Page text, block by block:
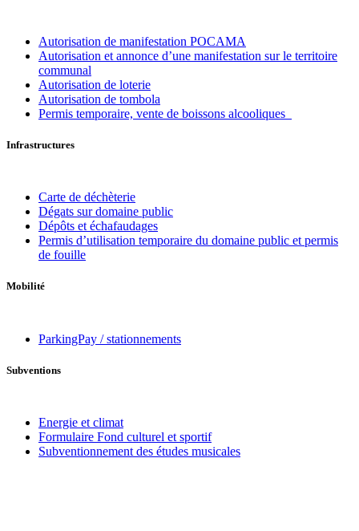
Autorisation de manifestation POCAMA
Autorisation et annonce d’une manifestation sur le territoire
communal
Autorisation de loterie
Autorisation de tombola
Permis temporaire, vente de boissons alcooliques
Infrastructures
Carte de déchèterie
Dégats sur domaine public
Dépôts et échafaudages
Permis d’utilisation temporaire du domaine public et permis
de fouille
Mobilité
ParkingPay / stationnements
Subventions
Energie et climat
Formulaire Fond culturel et sportif
Subventionnement des études musicales